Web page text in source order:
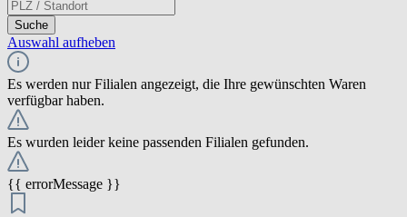
Suche
Auswahl aufheben
Es werden nur Filialen angezeigt, die Ihre gewünschten Waren
verfügbar haben.
Es wurden leider keine passenden Filialen gefunden.
{{ errorMessage }}